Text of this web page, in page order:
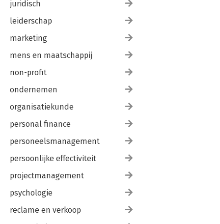
juridisch
leiderschap
marketing
mens en maatschappij
non-profit
ondernemen
organisatiekunde
personal finance
personeelsmanagement
persoonlijke effectiviteit
projectmanagement
psychologie
reclame en verkoop